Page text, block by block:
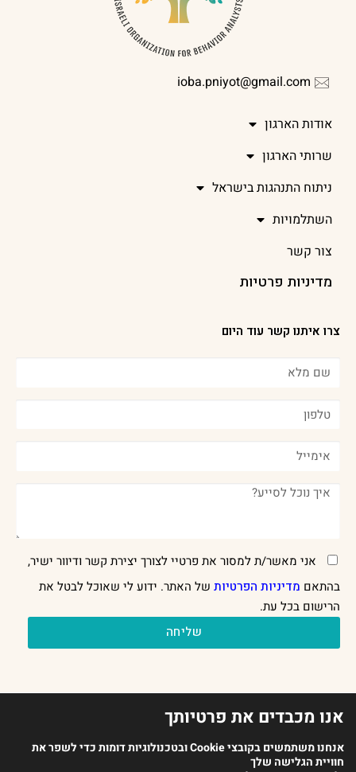
ioba.pniyot@gmail.com
אודות הארגון
שרותי הארגון
ניתוח התנהגות בישראל
השתלמויות
צור קשר
מדיניות פרטיות
צרו איתנו קשר עוד היום
אני מאשר/ת למסור את פרטיי לצורך יצירת קשר ודיוור ישיר,
בהתאם מדיניות הפרטיות של האתר. ידוע לי שאוכל לבטל את
הרישום בכל עת.
שליחה
אנו מכבדים את פרטיותך
אנחנו משתמשים בקובצי Cookie ובטכנולוגיות דומות כדי לשפר את
חוויית הגלישה שלך